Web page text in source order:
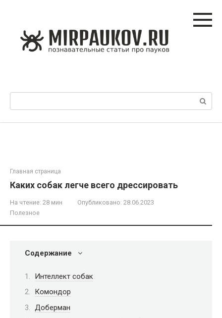
Главная страница
Каких собак легче всего дрессировать
На чтение: 28 мин Опубликовано: 28.06.2023
Полезное
Содержание
Интеллект собак
Комондор
Доберман